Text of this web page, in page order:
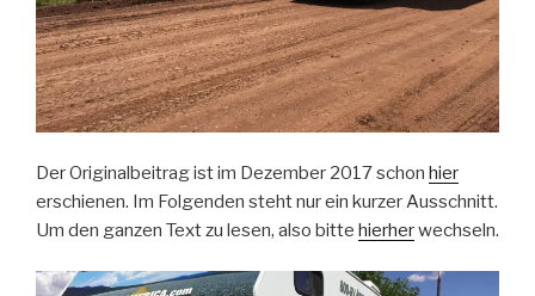
Der Originalbeitrag ist im Dezember 2017 schon hier
erschienen. Im Folgenden steht nur ein kurzer Ausschnitt.
Um den ganzen Text zu lesen, also bitte hierherwechseln.